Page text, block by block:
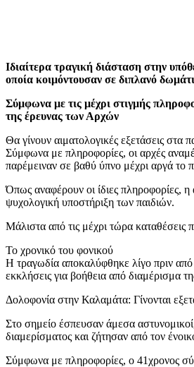
Ιδιαίτερα τραγική διάσταση στην
οποία κοιμόντουσαν σε διπλανό
Σύμφωνα με τις μέχρι στιγμής
της έρευνας των Αρχών
Θα γίνουν αιματολογικές εξετάσεις στα
Σύμφωνα με πληροφορίες, οι αρχές
παρέμειναν σε βαθύ ύπνο μέχρι αργά το
Όπως αναφέρουν οι ίδιες πληροφορίες, η
ψυχολογική υποστήριξη των παιδιών.
Μάλιστα από τις μέχρι τώρα καταθέσεις
Το χρονικό του φονικού
Η τραγωδία αποκαλύφθηκε λίγο πριν από
εκκλήσεις για βοήθεια από διαμέρισμα
Δολοφονία στην Καλαμάτα: Γίνονται
Στο σημείο έσπευσαν άμεσα
διαμερίσματος και ζήτησαν από τον
Σύμφωνα με πληροφορίες, ο 41χρονος